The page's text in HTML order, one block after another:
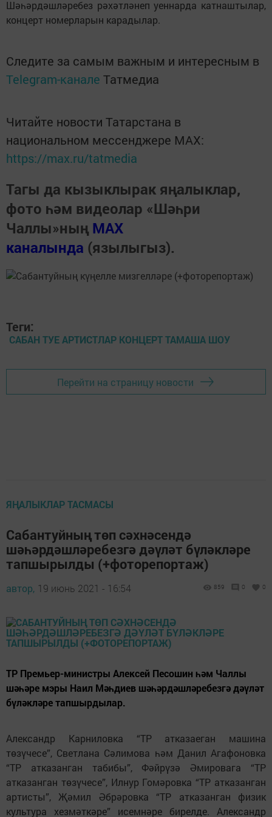
Шәһәрдәшләребез рәхәтләнеп уеннарда катнаштылар,
концерт номерларын карадылар.
Следите за самым важным и интересным в
Telegram-канале Татмедиа
Читайте новости Татарстана в
национальном мессенджере MАХ:
https://max.ru/tatmedia
Тагы да кызыклырак яңалыклар,
фото һәм видеолар «Шәһри
Чаллы»ның MAX
каналында (язылыгыз).
Теги:
САБАН ТУЕ АРТИСТЛАР КОНЦЕРТ ТАМАША ШОУ
Перейти на страницу новости
ЯҢАЛЫКЛАР ТАСМАСЫ
Сабантуйның төп сәхнәсендә
шәһәрдәшләребезгә дәүләт бүләкләре
тапшырылды (+фоторепортаж)
автор, 19 июнь 2021 - 16:54 859 0 0
ТР Премьер-министры Алексей Песошин һәм Чаллы
шәһәре мэры Наил Мәһдиев шәһәрдәшләребезгә дәүләт
бүләкләре тапшырдылар.
Александр Карниловка “ТР атказаеган машина
төзүчесе”, Светлана Сәлимова һәм Данил Агафоновка
“ТР атказанган табибы”, Фәйрүзә Әмировага “ТР
атказанган төзүчесе”, Илнур Гомәровка “ТР атказанган
артисты”, Җәмил Әбрәровка “ТР атказанган физик
культура хезмәткәре” исемнәре бирелде. Александр